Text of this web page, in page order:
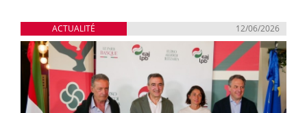
ACTUALITÉ 12/06/2026